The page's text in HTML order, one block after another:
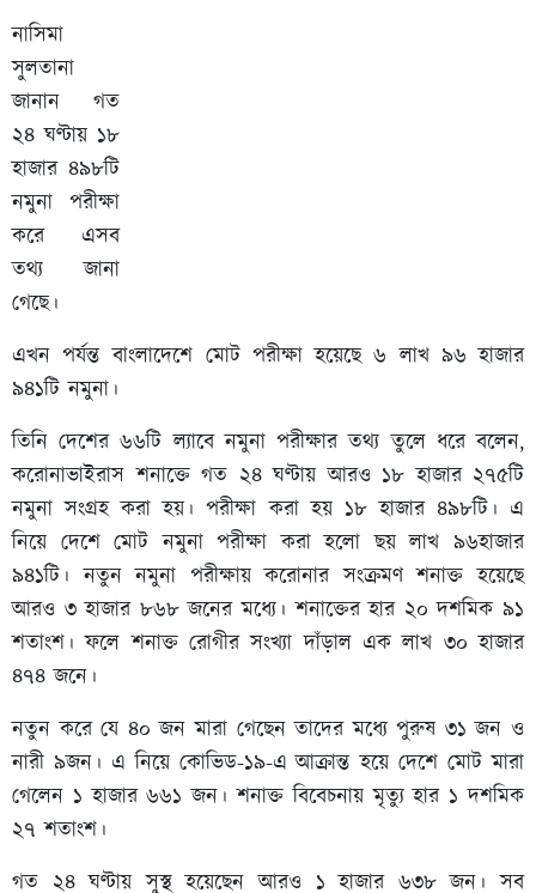
নাসিমা
সুলতানা
জানান গত
২৪ ঘণ্টায় ১৮
হাজার ৪৯৮টি
নমুনা পরীক্ষা
করে এসব
তথ্য জানা
গেছে।
এখন পর্যন্ত বাংলাদেশে মোট পরীক্ষা হয়েছে ৬ লাখ ৯৬ হাজার
৯৪১টি নমুনা।
তিনি দেশের ৬৬টি ল্যাবে নমুনা পরীক্ষার তথ্য তুলে ধরে বলেন,
করোনাভাইরাস শনাক্তে গত ২৪ ঘণ্টায় আরও ১৮ হাজার ২৭৫টি
নমুনা সংগ্রহ করা হয়। পরীক্ষা করা হয় ১৮ হাজার ৪৯৮টি। এ
নিয়ে দেশে মোট নমুনা পরীক্ষা করা হলো ছয় লাখ ৯৬হাজার
৯৪১টি। নতুন নমুনা পরীক্ষায় করোনার সংক্রমণ শনাক্ত হয়েছে
আরও ৩ হাজার ৮৬৮ জনের মধ্যে। শনাক্তের হার ২০ দশমিক ৯১
শতাংশ। ফলে শনাক্ত রোগীর সংখ্যা দাঁড়াল এক লাখ ৩০ হাজার
৪৭৪ জনে।
নতুন করে যে ৪০ জন মারা গেছেন তাদের মধ্যে পুরুষ ৩১ জন ও
নারী ৯জন। এ নিয়ে কোভিড-১৯-এ আক্রান্ত হয়ে দেশে মোট মারা
গেলেন ১ হাজার ৬৬১ জন। শনাক্ত বিবেচনায় মৃত্যু হার ১ দশমিক
২৭ শতাংশ।
গত ২৪ ঘণ্টায় সুস্থ হয়েছেন আরও ১ হাজার ৬৩৮ জন। সব